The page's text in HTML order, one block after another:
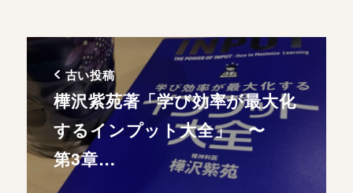
古い投稿
樺沢紫苑著「学び効率が最大化
するインプット大全」 〜
第3章…